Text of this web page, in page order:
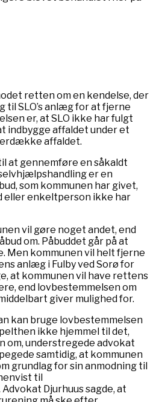
retten om en kendelse, der
til SLO’s anlæg for at fjerne
er, at SLO ikke har fulgt
indbygge affaldet under et
affaldet.
at gennemføre en såkaldt
er en
som kommunen har givet,
eller enkeltperson ikke har
vil gøre noget andet, end
om. Påbuddet går på at
Men kommunen vil helt fjerne
anlæg i Fulby ved Sorø for
at kommunen vil have rettens
end lovbestemmelsen om
giver mulighed for.
kan bruge lovbestemmelsen
ikke hjemmel til det,
om, understregede advokat
samtidig, at kommunen
grundlag for sin anmodning til
til
Djurhuus sagde, at